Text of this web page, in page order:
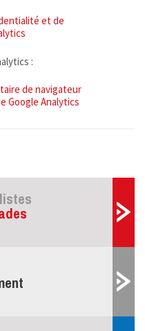
et de
:
de navigateur
Google Analytics